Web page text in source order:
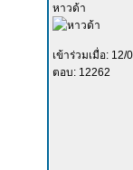
หาวด้า
เข้าร่วมเมื่อ: 12/
ตอบ: 12262